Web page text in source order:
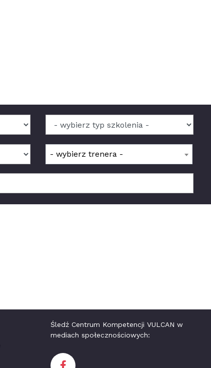
- wybierz trenera -
Śledź Centrum Kompetencji VULCAN w
mediach społecznościowych: